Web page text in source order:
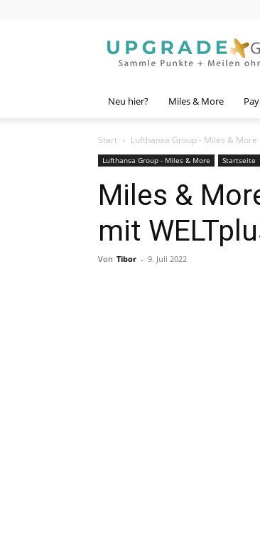
Guru
Neu hier? Miles & More
Start Lufthansa Group - Miles & More
Lufthansa Group - Miles & More Startseite
Miles &
mit
Von Tibor - 9. Juli 2022